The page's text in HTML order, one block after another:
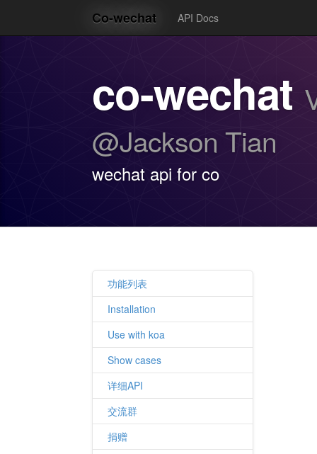
co-wechat API Docs
co-wechat
@Jackson Tian
wechat api for co
功能列表
Installation
Use with koa
Show cases
详细API
交流群
捐赠